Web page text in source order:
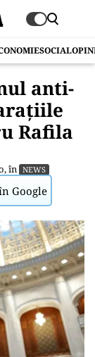
SOCIAL
anti-
Rafila
, în NEWS
Google